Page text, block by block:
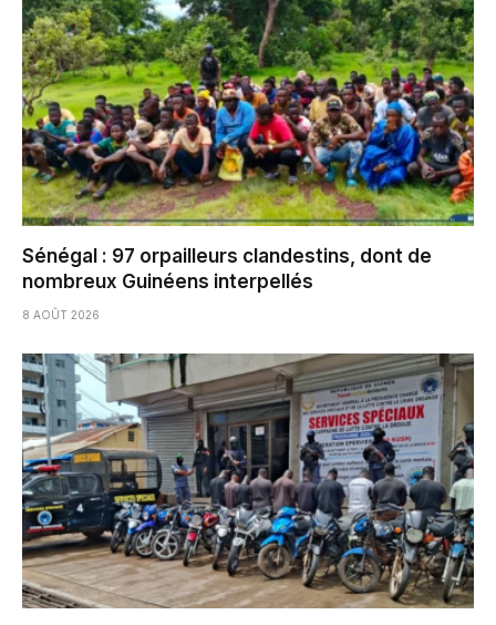
Sénégal : 97 orpailleurs clandestins, dont de
nombreux Guinéens interpellés
8 AOÛT 2026